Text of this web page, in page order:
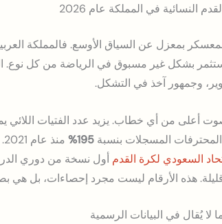
النسائية في المملكة عام 2026
تستثمر بشكل غير مسبوق في الرياضة من كل نوع.
وجمهور آخذ في التشكل.
أعلى من أي خطاب. يزيد عدد الفتيات
المحترفات المسجلات بنسبة 195%
السعودي لكرة القدم أول نسخة من دوري الدرجة
هذه الأرقام ليست مجرد إحصاءات، بل
لا يُقال في البيانات الرسمية